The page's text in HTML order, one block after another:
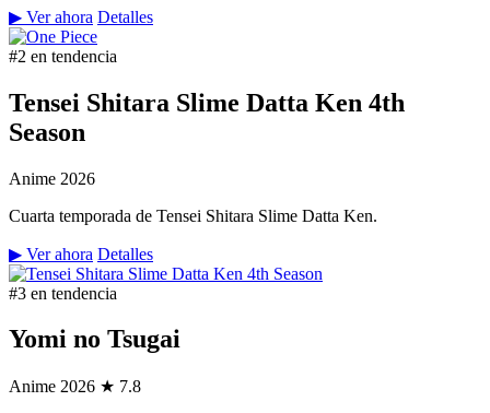
▶ Ver ahora Detalles
#2 en tendencia
Tensei Shitara Slime Datta Ken 4th
Season
Anime 2026
Cuarta temporada de Tensei Shitara Slime Datta Ken.
▶ Ver ahora Detalles
#3 en tendencia
Yomi no Tsugai
Anime 2026 ★ 7.8